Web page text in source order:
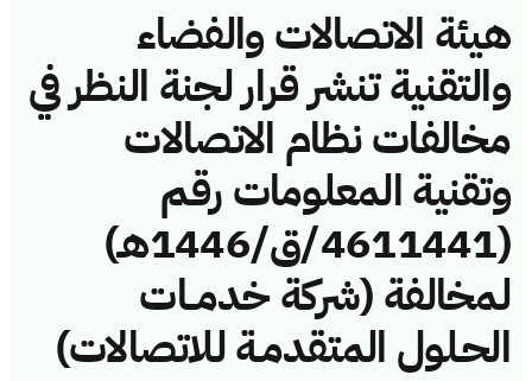
هيئة الاتصالات والفضاء
والتقنية تنشر قرار لجنة النظر في
مخالفات نظام الاتصالات
وتقنية المعلومات رقم
(4611441/ق/1446هـ)
لمخالفة (شركة خدمــات
الحـلول المتقدمـة للاتصالات)